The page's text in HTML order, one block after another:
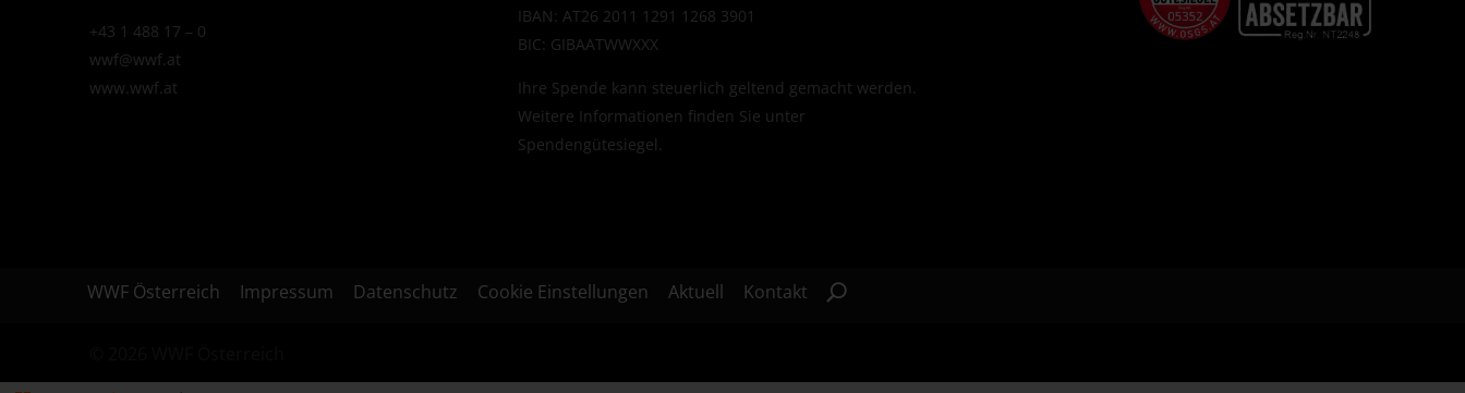
+43 1 488 17 – 0
wwf@wwf.at
www.wwf.at
IBAN: AT26 2011 1291 1268 3901
BIC: GIBAATWWXXX
Ihre Spende kann steuerlich geltend gemacht werden.
Weitere Informationen finden Sie unter
Spendengütesiegel.
WWF Österreich Impressum Datenschutz Cookie Einstellungen Aktuell Kontakt